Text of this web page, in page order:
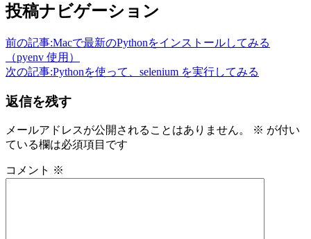
投稿ナビゲーション
前の記事:Macで最新のPythonをインストールしてみる
（pyenv 使用）
次の記事:Pythonを使って、selenium を実行してみる
返信を残す
メールアドレスが公開されることはありません。 ※ が付い
ている欄は必須項目です
コメント ※